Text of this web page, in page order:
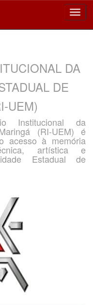
DA
DE
UEM)
Institucional da
(RI-UEM) é
acesso à memória
artística e
Estadual de